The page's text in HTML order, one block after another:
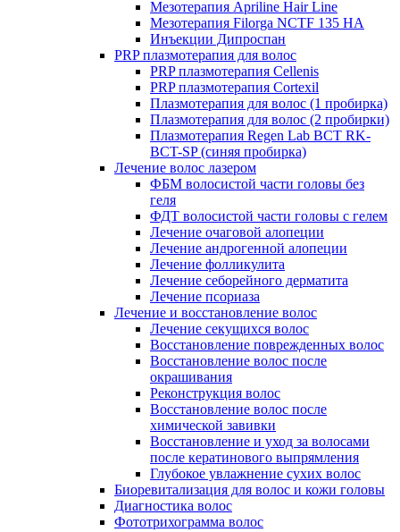
Мезотерапия Apriline Hair Line
Мезотерапия Filorga NCTF 135 HA
Инъекции Дипроспан
PRP плазмотерапия для волос
PRP плазмотерапия Cellenis
PRP плазмотерапия Cortexil
Плазмотерапия для волос (1 пробирка)
Плазмотерапия для волос (2 пробирки)
Плазмотерапия Regen Lab BCT RK-
BCT-SP (синяя пробирка)
Лечение волос лазером
ФБМ волосистой части головы без
геля
ФДТ волосистой части головы с гелем
Лечение очаговой алопеции
Лечение андрогенной алопеции
Лечение фолликулита
Лечение себорейного дерматита
Лечение псориаза
Лечение и восстановление волос
Лечение секущихся волос
Восстановление поврежденных волос
Восстановление волос после
окрашивания
Реконструкция волос
Восстановление волос после
химической завивки
Восстановление и уход за волосами
после кератинового выпрямления
Глубокое увлажнение сухих волос
Биоревитализация для волос и кожи головы
Диагностика волос
Фототрихограмма волос